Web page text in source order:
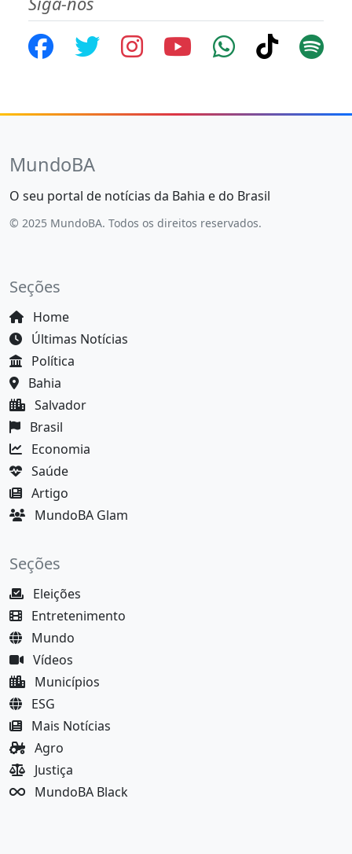
MundoBA
O seu portal de notícias da Bahia e do Brasil
© 2025 MundoBA. Todos os direitos reservados.
Seções
Home
Últimas Notícias
Política
Bahia
Salvador
Brasil
Economia
Saúde
Artigo
MundoBA Glam
Seções
Eleições
Entretenimento
Mundo
Vídeos
Municípios
ESG
Mais Notícias
Agro
Justiça
MundoBA Black